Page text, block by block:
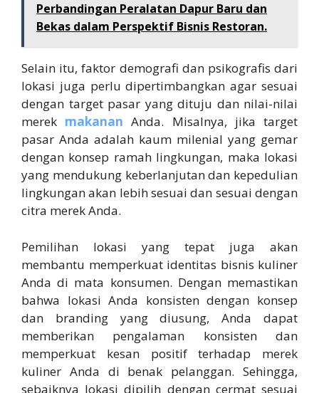
Perbandingan Peralatan Dapur Baru dan
Bekas dalam Perspektif Bisnis Restoran.
Selain itu, faktor demografi dan psikografis dari
lokasi juga perlu dipertimbangkan agar sesuai
dengan target pasar yang dituju dan nilai-nilai
merek makanan Anda. Misalnya, jika target
pasar Anda adalah kaum milenial yang gemar
dengan konsep ramah lingkungan, maka lokasi
yang mendukung keberlanjutan dan kepedulian
lingkungan akan lebih sesuai dan sesuai dengan
citra merek Anda.
Pemilihan lokasi yang tepat juga akan
membantu memperkuat identitas bisnis kuliner
Anda di mata konsumen. Dengan memastikan
bahwa lokasi Anda konsisten dengan konsep
dan branding yang diusung, Anda dapat
memberikan pengalaman konsisten dan
memperkuat kesan positif terhadap merek
kuliner Anda di benak pelanggan. Sehingga,
sebaiknya lokasi dipilih dengan cermat sesuai